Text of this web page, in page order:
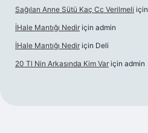
Sağılan Anne Sütü Kaç Cc Verilmeli için
İHale Mantığı Nedir için admin
İHale Mantığı Nedir için Deli
20 Tl Nin Arkasında Kim Var için admin